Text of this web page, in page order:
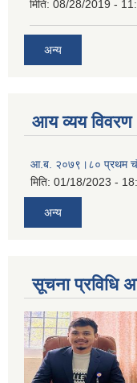
मिति: 08/28/2019 -
अन्य
आय व्यय विवरण
आ.ब. २०७९।८० प्रथम
मिति: 01/18/2023 -
अन्य
सूचना प्रविधि